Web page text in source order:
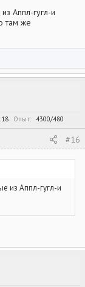
Аппл-гугл-и
там же
Опыт 4300/480
#16
из Аппл-гугл-и